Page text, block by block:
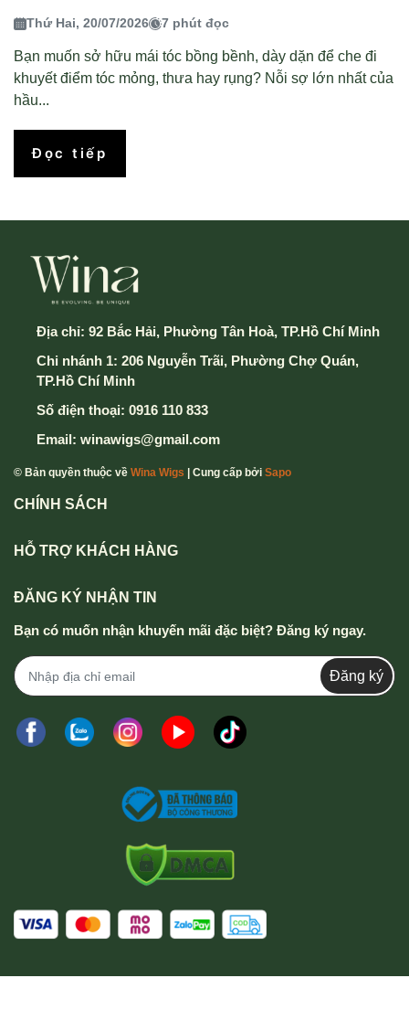
Thứ Hai, 20/07/2026 7 phút đọc
Bạn muốn sở hữu mái tóc bồng bềnh, dày dặn để che đi
khuyết điểm tóc mỏng, thưa hay rụng? Nỗi sợ lớn nhất của
hầu...
Đọc tiếp
Địa chỉ: 92 Bắc Hải, Phường Tân Hoà, TP.Hồ Chí Minh
Chi nhánh 1: 206 Nguyễn Trãi, Phường Chợ Quán,
TP.Hồ Chí Minh
Số điện thoại: 0916 110 833
Email: winawigs@gmail.com
© Bản quyền thuộc về Wina Wigs | Cung cấp bởi Sapo
CHÍNH SÁCH
HỖ TRỢ KHÁCH HÀNG
ĐĂNG KÝ NHẬN TIN
Bạn có muốn nhận khuyến mãi đặc biệt? Đăng ký ngay.
Đăng ký